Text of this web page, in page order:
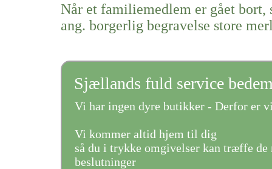
Når et familiemedlem er gået bort,
ang. borgerlig begravelse store
Sjællands fuld service
Vi har ingen dyre butikker - Derfor er
Vi kommer altid hjem til dig
så du i trykke omgivelser kan træffe de
beslutninger